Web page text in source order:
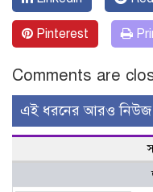
Pinterest
Comments are
এই ধরনের আরও নিউজ